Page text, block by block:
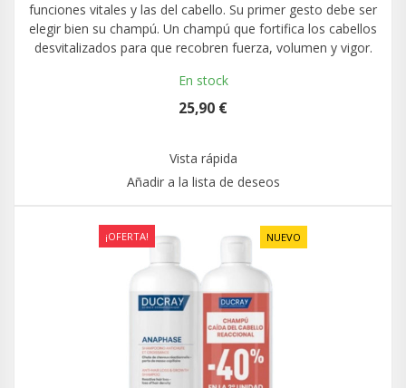
funciones vitales y las del cabello. Su primer gesto debe ser
elegir bien su champú. Un champú que fortifica los cabellos
desvitalizados para que recobren fuerza, volumen y vigor.
En stock
25,90 €
Vista rápida
Añadir a la lista de deseos
NUEVO
¡OFERTA!